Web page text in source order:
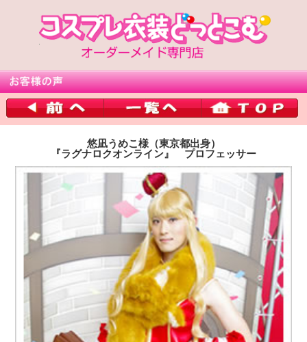
悠凪うめこ様（東京都出身）
『ラグナロクオンライン』 プロフェッサー